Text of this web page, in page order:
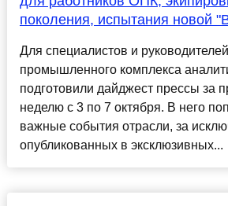
поколения, испытания новой
Для специалистов и
промышленного комплекса
подготовили дайджест прессы за
неделю с 3 по 7 октября. В него
важные события отрасли, за
опубликованных в эксклюзивных...